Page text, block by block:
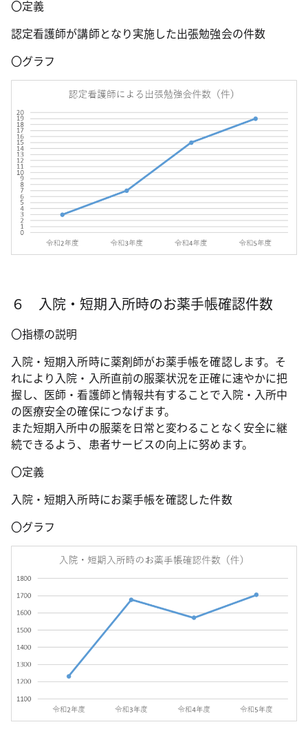
〇定義
認定看護師が講師となり実施した出張勉強会の件数
〇グラフ
６ 入院・短期入所時のお薬手帳確認件数
〇指標の説明
入院・短期入所時に薬剤師がお薬手帳を確認します。そ
れにより入院・入所直前の服薬状況を正確に速やかに把
握し、医師・看護師と情報共有することで入院・入所中
の医療安全の確保につなげます。
また短期入所中の服薬を日常と変わることなく安全に継
続できるよう、患者サービスの向上に努めます。
〇定義
入院・短期入所時にお薬手帳を確認した件数
〇グラフ